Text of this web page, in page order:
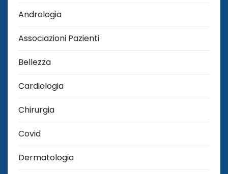
Andrologia
Associazioni Pazienti
Bellezza
Cardiologia
Chirurgia
Covid
Dermatologia